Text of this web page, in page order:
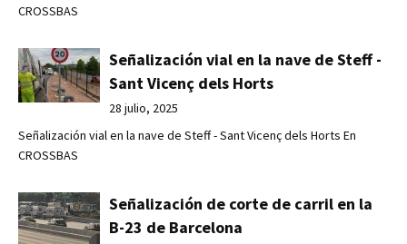
CROSSBAS
Señalización vial en la nave de Steff -
Sant Vicenç dels Horts
28 julio, 2025
Señalización vial en la nave de Steff - Sant Vicenç dels Horts En
CROSSBAS
Señalización de corte de carril en la
B-23 de Barcelona